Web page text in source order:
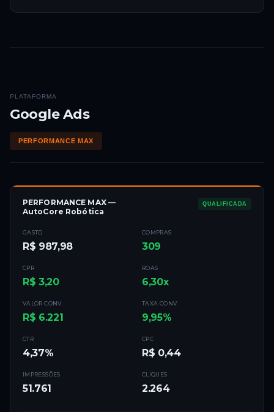
PLATAFORMA
Google Ads
PERFORMANCE MAX
PERFORMANCE MAX —
AutoCore Robótica
QUALIFICADA
GASTO
R$ 987,98
COMPRAS
309
CPR
R$ 3,20
ROAS
6,30x
VALOR CONV.
R$ 6.221
TAXA CONV.
9,95%
CTR
4,37%
CPC
R$ 0,44
IMPRESSÕES
51.761
CLIQUES
2.264